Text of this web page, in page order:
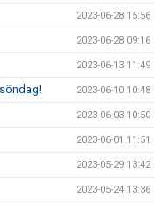
2023-06-28 15:56
2023-06-28 09:16
2023-06-13 11:49
2023-06-10 10:48
2023-06-03 10:50
2023-06-01 11:51
2023-05-29 13:42
2023-05-24 13:36